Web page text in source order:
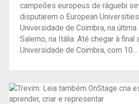
campeões europeus de râguebi
disputarem o European
Universidade de Coimbra, na
Salerno, na Itália. Até chegar à final
Universidade de Coimbra, com 10...